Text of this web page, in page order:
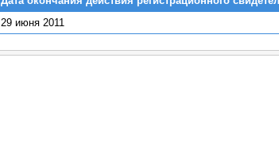
29 июня 2011